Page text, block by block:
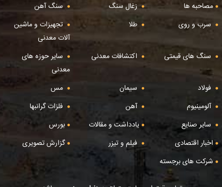
مصاحبه ها
زغال سنگ
سنگ آهن
سرب و روی
طلا
تجهیزات و ماشین
آلات معدنی
سنگ های قیمتی
اکتشافات معدنی
سایر حوزه های
معدنی
فولاد
سیمان
مس
آلومینیوم
آهن
فلزات گرانبها
سایر صنایع
یادداشت و مقالات
بورس
اخبار اقتصادی
فیلم و تیزر
گزارش تصویری
شرکت های برجسته